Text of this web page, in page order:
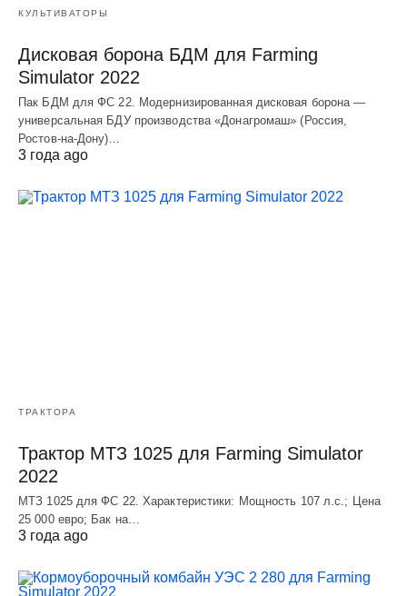
КУЛЬТИВАТОРЫ
Дисковая борона БДМ для Farming
Simulator 2022
Пак БДМ для ФС 22. Модернизированная дисковая борона —
универсальная БДУ производства «Донагромаш» (Россия,
Ростов-на-Дону)…
3 года ago
ТРАКТОРА
Трактор МТЗ 1025 для Farming Simulator
2022
МТЗ 1025 для ФС 22. Характеристики: Мощность 107 л.c.; Цена
25 000 евро; Бак на…
3 года ago